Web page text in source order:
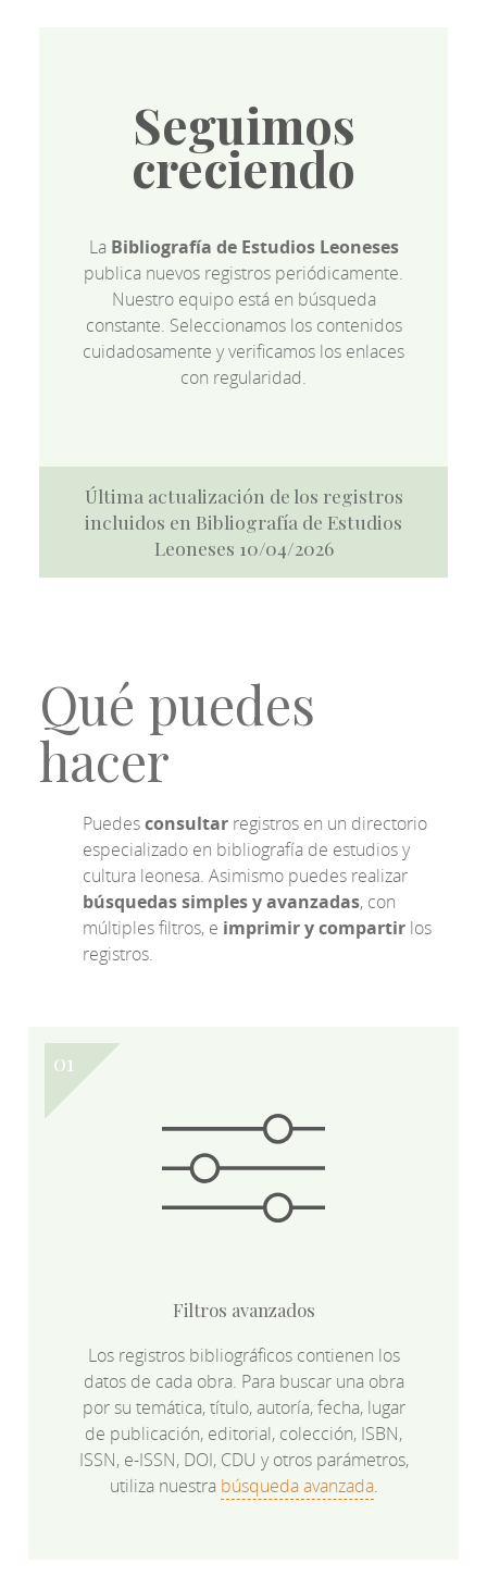
Seguimos
creciendo
La Bibliografía de Estudios Leoneses
publica nuevos registros periódicamente.
Nuestro equipo está en búsqueda
constante. Seleccionamos los contenidos
cuidadosamente y verificamos los enlaces
con regularidad.
Última actualización de los registros
incluidos en Bibliografía de Estudios
Leoneses 10/04/2026
Qué puedes
hacer
Puedesconsultar registros en un directorio
especializado en bibliografía de estudios y
cultura leonesa. Asimismo puedes realizar
búsquedas simples y avanzadas, con
múltiples filtros, e imprimir y compartir los
registros.
Filtros avanzados
Los registros bibliográficos contienen los
datos de cada obra. Para buscar una obra
por su temática, título, autoría, fecha, lugar
de publicación, editorial, colección, ISBN,
ISSN, e-ISSN, DOI, CDU y otros parámetros,
utiliza nuestra búsqueda avanzada.